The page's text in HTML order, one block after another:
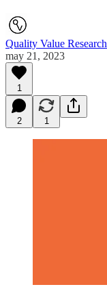
Quality Value Research
may 21, 2023
1
2 1